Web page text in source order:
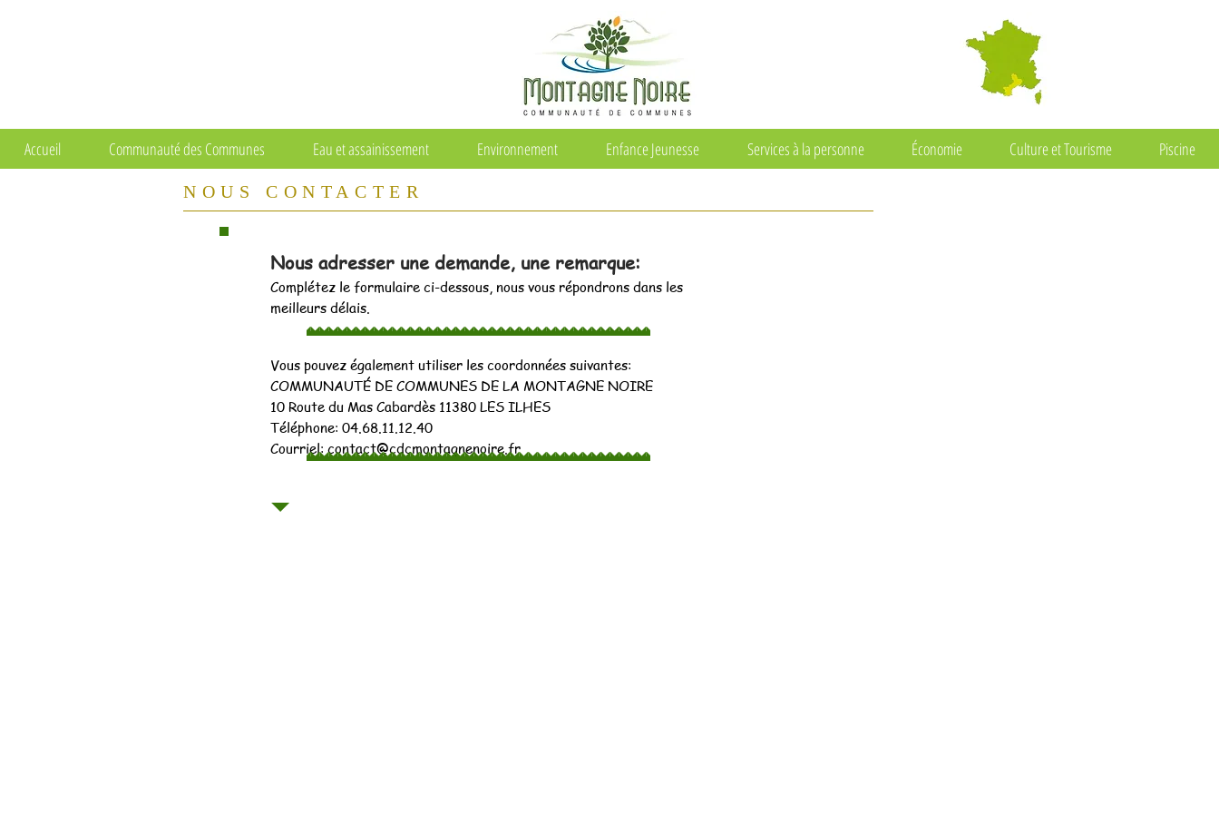
Accueil Communauté des Communes Eau et assainissement Environnement Enfance Jeunesse Services à la personne Économie Culture et Tourisme Piscine
NOUS CONTACTER
Nous adresser une demande, une remarque:
Complétez le formulaire ci-dessous, nous vous répondrons dans les
meilleurs délais.
Vous pouvez également utiliser les coordonnées suivantes:
COMMUNAUTÉ DE COMMUNES DE LA MONTAGNE NOIRE
10 Route du Mas Cabardès 11380 LES ILHES
Téléphone: 04.68.11.12.40
Courriel:contact@cdcmontagnenoire.fr